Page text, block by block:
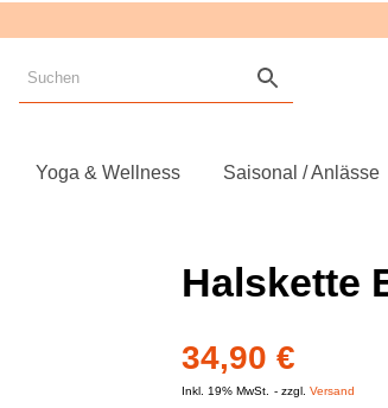
Yoga & Wellness Saisonal / Anlässe
Halskette
34,90 €
Inkl. 19% MwSt. zzgl. Versand